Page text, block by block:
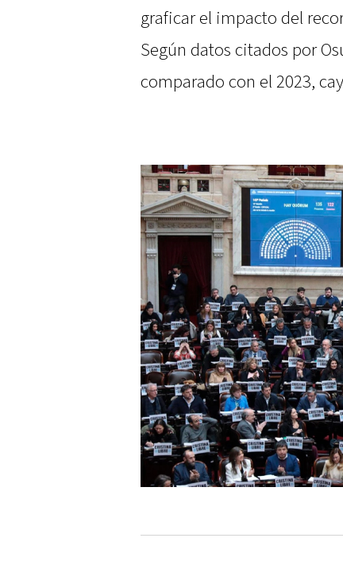
graficar el impacto del
Según datos citados por
comparado con el 2023,